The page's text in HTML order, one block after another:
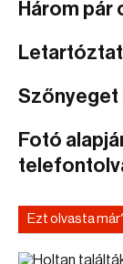
Három pár
Szőnyeget
Fotó
Ezt olvasta